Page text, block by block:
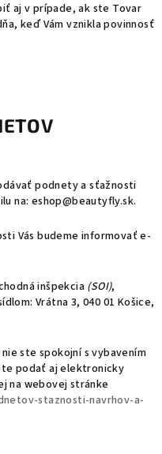
aj v prípade, ak ste Tovar
keď Vám vznikla povinnosť
podnety a sťažnosti
na: eshop@beautyfly.sk.
Vás budeme informovať e-
inšpekcia (SOI),
Vrátna 3, 040 01 Košice,
ste spokojní s vybavením
podať aj elektronicky
na webovej stránke
staznosti-navrhov-a-